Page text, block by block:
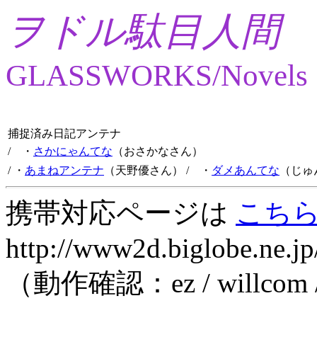
ヲドル駄目人間
GLASSWORKS/Novels
捕捉済み日記アンテナ
/ ・ さかにゃんてな （おさかなさん）
/ ・ あまねアンテナ （天野優さん） / ・ ダメあんてな （じ
携帯対応ページは こち
http://
（動作確認：ez /